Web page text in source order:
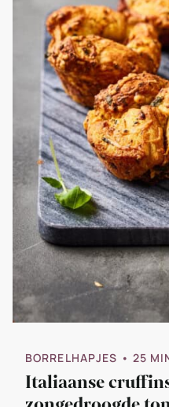
BORRELHAPJES • 25
Italiaanse